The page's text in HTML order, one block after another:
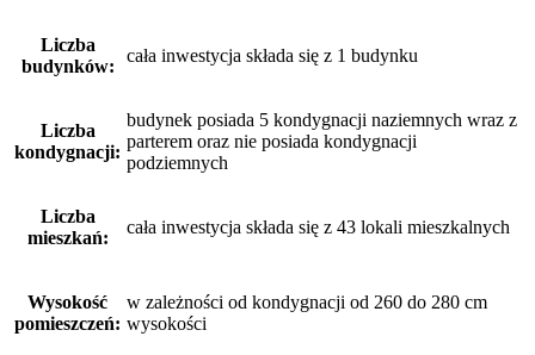
Liczba
budynków:
cała inwestycja składa się z 1 budynku
Liczba
kondygnacji:
budynek posiada 5 kondygnacji naziemnych wraz z
parterem oraz nie posiada kondygnacji
podziemnych
Liczba
mieszkań:
cała inwestycja składa się z 43 lokali mieszkalnych
Wysokość
pomieszczeń:
w zależności od kondygnacji od 260 do 280 cm
wysokości